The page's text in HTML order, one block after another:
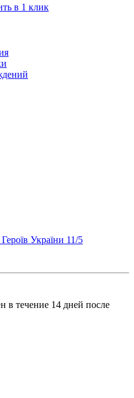
в 1 клик
України 11/5
в течение 14 дней после